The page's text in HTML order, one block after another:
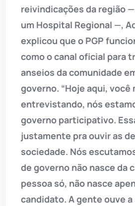
reivindicações da região
um Hospital Regional —,
explicou que o PGP
como o canal oficial para
anseios da comunidade
governo. “Hoje aqui, você
entrevistando, nós
governo participativo.
justamente pra ouvir as
sociedade. Nós
de governo não nasce da
pessoa só, não nasce
candidato. A gente ouve